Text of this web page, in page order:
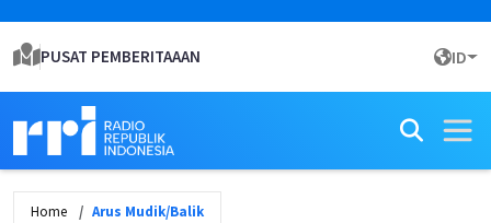
PUSAT PEMBERITAAAN ID
Home Arus Mudik/Balik